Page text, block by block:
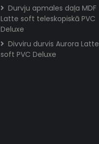
Durvju apmales daļa MDF
Latte soft teleskopiskā PVC
Deluxe
Divviru durvis Aurora Latte
soft PVC Deluxe